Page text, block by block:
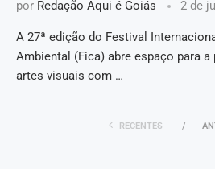
por Redação Aqui é Goiás 2 de
A 27ª edição do Festival
Ambiental (Fica) abre espaço para
artes visuais com …
RECENTES